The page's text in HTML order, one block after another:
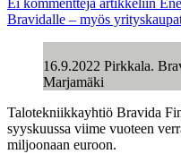
Ei kommentteja artikkeliin
Bravidalle – myös
16.9.2022 Pirkkala.
Marjamäki
Talotekniikkayhtiö Bravida
syyskuussa viime vuoteen
miljoonaan euroon.